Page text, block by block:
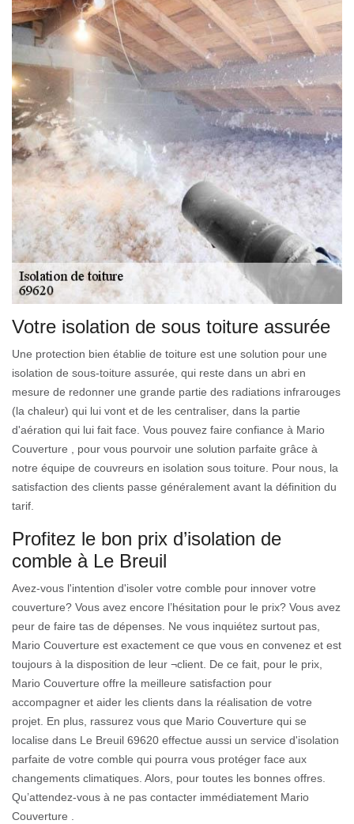
Votre isolation de sous toiture assurée
Une protection bien établie de toiture est une solution pour une
isolation de sous-toiture assurée, qui reste dans un abri en
mesure de redonner une grande partie des radiations infrarouges
(la chaleur) qui lui vont et de les centraliser, dans la partie
d'aération qui lui fait face. Vous pouvez faire confiance à Mario
Couverture , pour vous pourvoir une solution parfaite grâce à
notre équipe de couvreurs en isolation sous toiture. Pour nous, la
satisfaction des clients passe généralement avant la définition du
tarif.
Profitez le bon prix d’isolation de
comble à Le Breuil
Avez-vous l'intention d'isoler votre comble pour innover votre
couverture? Vous avez encore l’hésitation pour le prix? Vous avez
peur de faire tas de dépenses. Ne vous inquiétez surtout pas,
Mario Couverture est exactement ce que vous en convenez et est
toujours à la disposition de leur ¬client. De ce fait, pour le prix,
Mario Couverture offre la meilleure satisfaction pour
accompagner et aider les clients dans la réalisation de votre
projet. En plus, rassurez vous que Mario Couverture qui se
localise dans Le Breuil 69620 effectue aussi un service d'isolation
parfaite de votre comble qui pourra vous protéger face aux
changements climatiques. Alors, pour toutes les bonnes offres.
Qu’attendez-vous à ne pas contacter immédiatement Mario
Couverture .